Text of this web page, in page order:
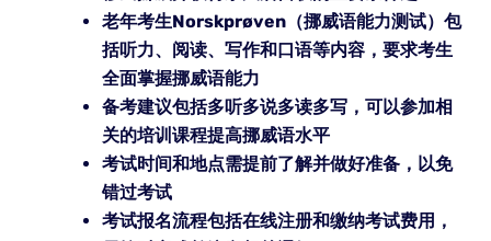
老年考生Norskprøven（挪威语能力测试）包
括听力、阅读、写作和口语等内容，要求考生
全面掌握挪威语能力
备考建议包括多听多说多读多写，可以参加相
关的培训课程提高挪威语水平
考试时间和地点需提前了解并做好准备，以免
错过考试
考试报名流程包括在线注册和缴纳考试费用，